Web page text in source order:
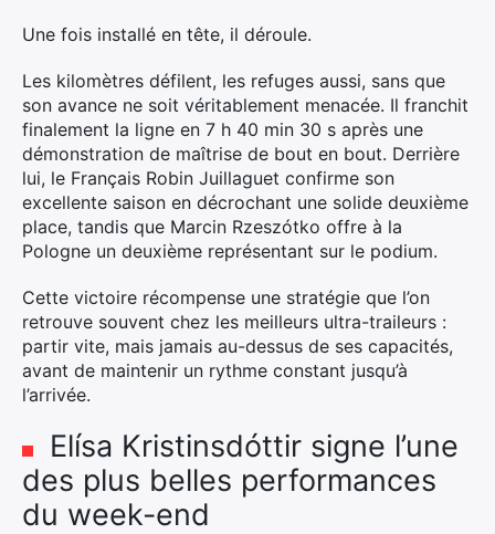
Une fois installé en tête, il déroule.
Les kilomètres défilent, les refuges aussi, sans que
son avance ne soit véritablement menacée. Il franchit
finalement la ligne en 7 h 40 min 30 s après une
démonstration de maîtrise de bout en bout. Derrière
lui, le Français Robin Juillaguet confirme son
excellente saison en décrochant une solide deuxième
place, tandis que Marcin Rzeszótko offre à la
Pologne un deuxième représentant sur le podium.
Cette victoire récompense une stratégie que l’on
retrouve souvent chez les meilleurs ultra-traileurs :
partir vite, mais jamais au-dessus de ses capacités,
avant de maintenir un rythme constant jusqu’à
l’arrivée.
Elísa Kristinsdóttir signe l’une
des plus belles performances
du week-end